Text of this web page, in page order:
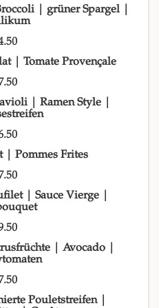
| grüner Spargel |
| Tomate Provençale
| Ramen Style |
| Pommes Frites
| Sauce Vierge |
| Avocado |
Pouletstreifen |